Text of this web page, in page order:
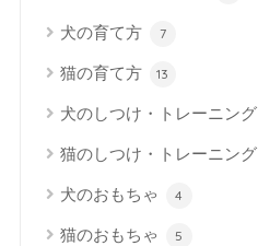
犬の育て方 7
猫の育て方 13
犬のしつけ・トレーニング
猫のしつけ・トレーニング
犬のおもちゃ 4
猫のおもちゃ 5